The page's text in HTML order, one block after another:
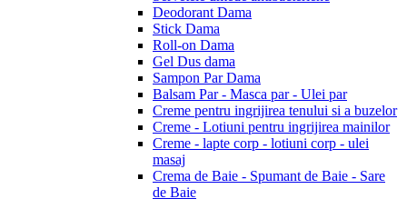
Deodorant Dama
Stick Dama
Roll-on Dama
Gel Dus dama
Sampon Par Dama
Balsam Par - Masca par - Ulei par
Creme pentru ingrijirea tenului si a buzelor
Creme - Lotiuni pentru ingrijirea mainilor
Creme - lapte corp - lotiuni corp - ulei
masaj
Crema de Baie - Spumant de Baie - Sare
de Baie